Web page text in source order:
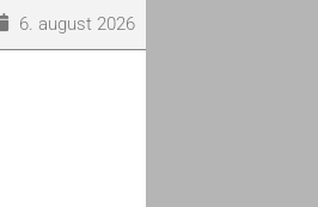
6. august 2026